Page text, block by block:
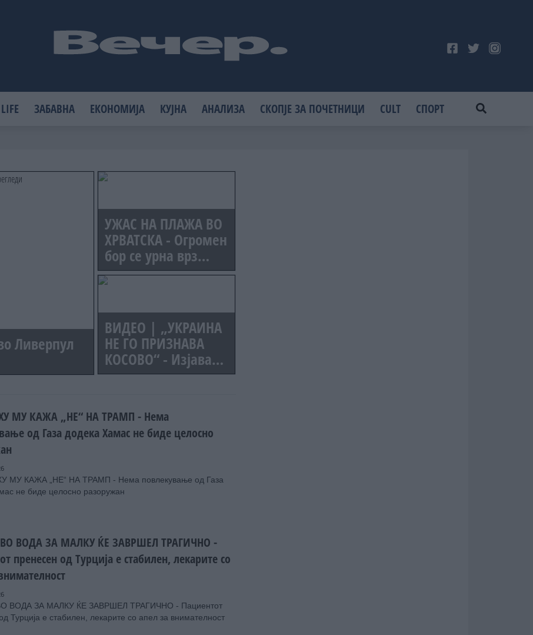
LIFE ЗАБАВНА ЕКОНОМИЈА КУЈНА АНАЛИЗА СКОПЈЕ ЗА ПОЧЕТНИЦИ CULT СПОРТ
Ливерпул
УЖАС НА ПЛАЖА ВО
ХРВАТСКА - Огромен
бор се урна врз
туристи, повредени
и деца
ВИДЕО | „УКРАИНА
НЕ ГО ПРИЗНАВА
КОСОВО“ - Изјавата
на Зеленски ја
украинското знаме
МУ КАЖА „НЕ“ НА ТРАМП - Нема
од Газа додека Хамас не биде целосно
МУ КАЖА „НЕ“ НА ТРАМП - Нема повлекување од Газа
не биде целосно разоружан
ВОДА ЗА МАЛКУ ЌЕ ЗАВРШЕЛ ТРАГИЧНО -
пренесен од Турција е стабилен, лекарите со
ВОДА ЗА МАЛКУ ЌЕ ЗАВРШЕЛ ТРАГИЧНО - Пациентот
Турција е стабилен, лекарите со апел за внимателност